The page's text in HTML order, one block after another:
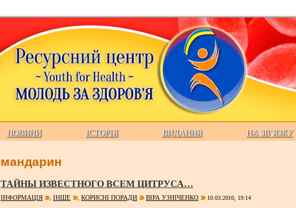
НОВИНИ ІСТОРІЯ ВИДАННЯ НА ЗВ’ЯЗКУ
мандарин
ТАЙНЫ ИЗВЕСТНОГО ВСЕМ ЦИТРУСА…
ІНФОРМАЦІЯ ІНШЕ КОРИСНІ ПОРАДИ ВІРА УЗНІЧЕНКО 10.03.2010, 19:14